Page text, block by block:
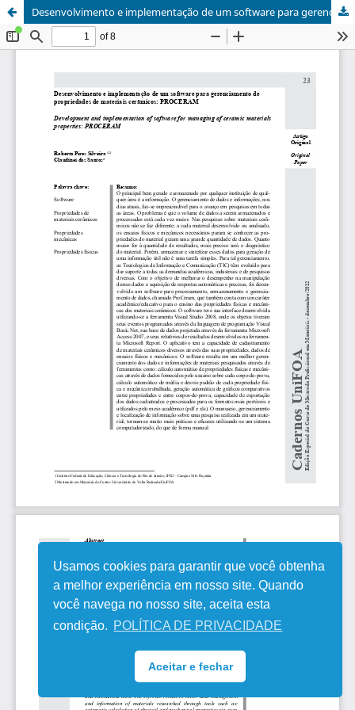
Usamos cookies para garantir que você obtenha
a melhor experiência em nosso site. Quando
você navega no nosso site, aceita esta
condição. POLÍTICA DE PRIVACIDADE
Aceitar e fechar
Desenvolvimento e implementação de um software para gerenciamento de propriedades de materiais cerâmicos: PROCERAM